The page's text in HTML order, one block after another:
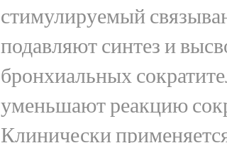
стимулируемый
подавляют синтез и
бронхиальных
уменьшают реакцию
Клинически